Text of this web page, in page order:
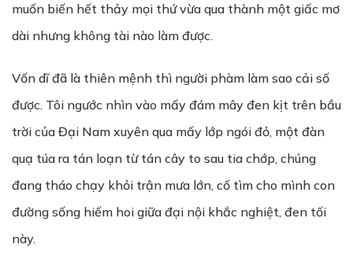
muốn biến hết thảy mọi thứ vừa qua thành một giấc mơ
dài nhưng không tài nào làm được.
Vốn dĩ đã là thiên mệnh thì người phàm làm sao cải số
được. Tôi ngước nhìn vào mấy đám mây đen kịt trên bầu
trời của Đại Nam xuyên qua mấy lớp ngói đỏ, một đàn
quạ túa ra tán loạn từ tán cây to sau tia chớp, chúng
đang tháo chạy khỏi trận mưa lớn, cố tìm cho mình con
đường sống hiếm hoi giữa đại nội khắc nghiệt, đen tối
này.